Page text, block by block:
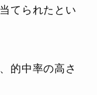
てられたとい
的中率の高さ